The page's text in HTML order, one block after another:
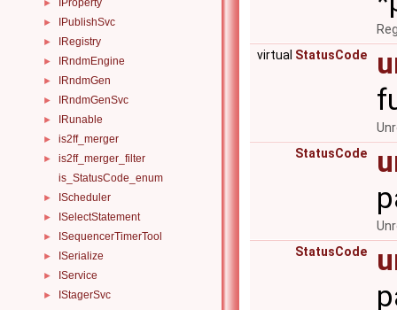
► IProperty
► IPublishSvc
► IRegistry
► IRndmEngine
► IRndmGen
► IRndmGenSvc
► IRunable
► is2ff_merger
►
is2ff_merger_filter
is_StatusCode_enum
► IScheduler
► ISelectStatement
► ISequencerTimerTool
► ISerialize
► IService
► IStagerSvc
virtual StatusCode
StatusCode
StatusCode